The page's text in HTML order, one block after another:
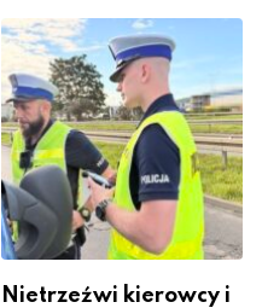
Warszawskiego
Nietrzeźwi kierowcy i